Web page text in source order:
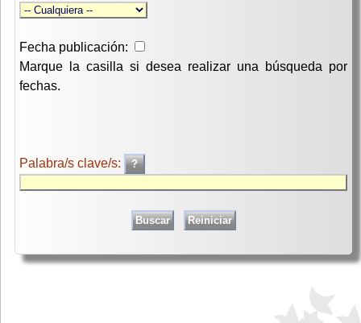
Fecha publicación:
Marque la casilla si desea realizar una búsqueda por
fechas.
Palabra/s clave/s: